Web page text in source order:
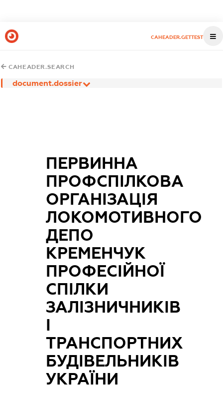
CAHEADER.GETTEST
CAHEADER.SEARCH
document.dossier
ПЕРВИННА
ПРОФСПІЛКОВА
ОРГАНІЗАЦІЯ
ЛОКОМОТИВНОГО
ДЕПО
КРЕМЕНЧУК
ПРОФЕСІЙНОЇ
СПІЛКИ
ЗАЛІЗНИЧНИКІВ
І
ТРАНСПОРТНИХ
БУДІВЕЛЬНИКІВ
УКРАЇНИ